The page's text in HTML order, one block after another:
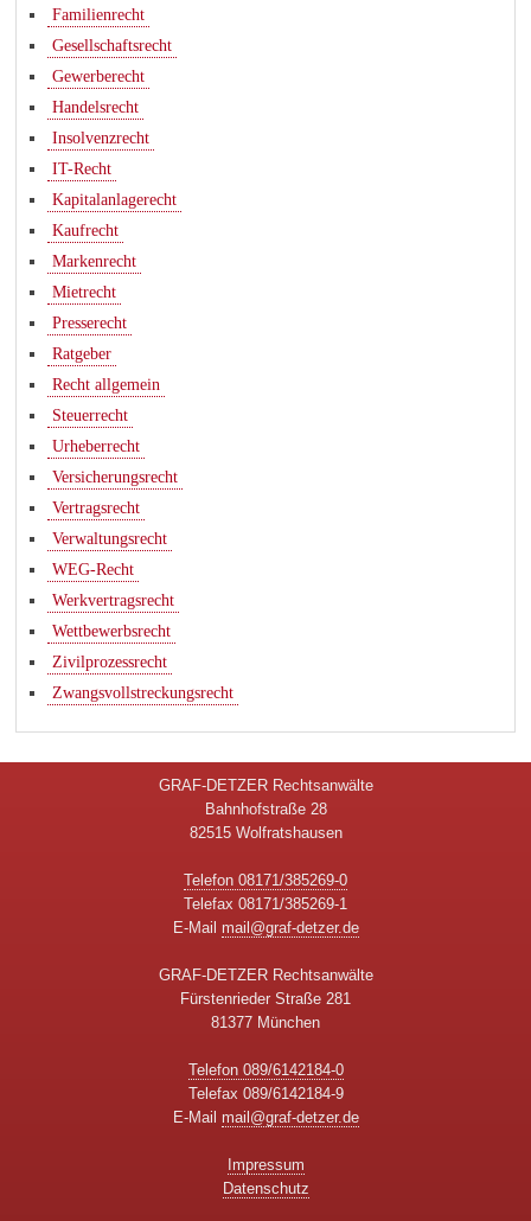
Familienrecht
Gesellschaftsrecht
Gewerberecht
Handelsrecht
Insolvenzrecht
IT-Recht
Kapitalanlagerecht
Kaufrecht
Markenrecht
Mietrecht
Presserecht
Ratgeber
Recht allgemein
Steuerrecht
Urheberrecht
Versicherungsrecht
Vertragsrecht
Verwaltungsrecht
WEG-Recht
Werkvertragsrecht
Wettbewerbsrecht
Zivilprozessrecht
Zwangsvollstreckungsrecht
GRAF-DETZER Rechtsanwälte
Bahnhofstraße 28
82515 Wolfratshausen
Telefon 08171/385269-0
Telefax 08171/385269-1
E-Mail mail@graf-detzer.de
GRAF-DETZER Rechtsanwälte
Fürstenrieder Straße 281
81377 München
Telefon 089/6142184-0
Telefax 089/6142184-9
E-Mail mail@graf-detzer.de
Impressum
Datenschutz